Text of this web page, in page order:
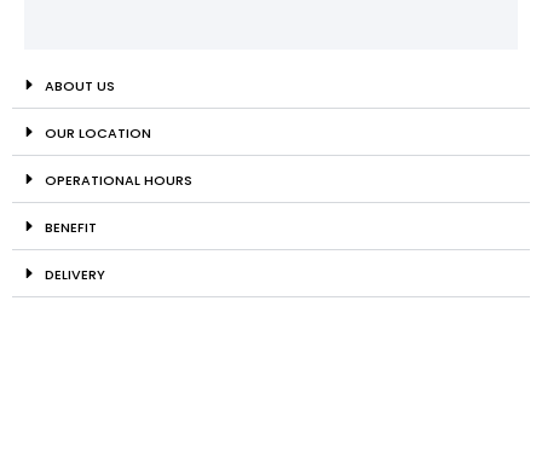
ABOUT US
OUR LOCATION
OPERATIONAL HOURS
BENEFIT
DELIVERY